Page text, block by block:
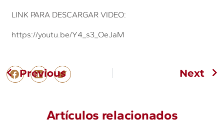
LINK PARA DESCARGAR VIDEO:
https://youtu.be/Y4_s3_OeJaM
Previous Next
Artículos relacionados